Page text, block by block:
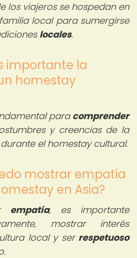
los viajeros se hospedan en
local para sumergirse
locales.
importante la
homestay
para comprender
y creencias de la
el homestay cultural.
mostrar empatía
en Asia?
empatía, es importante
mostrar interés
local y ser respetuoso